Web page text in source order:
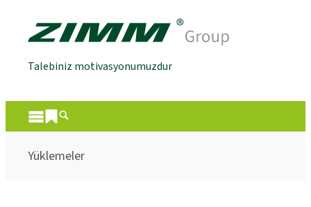
Talebiniz motivasyonumuzdur
Yüklemeler